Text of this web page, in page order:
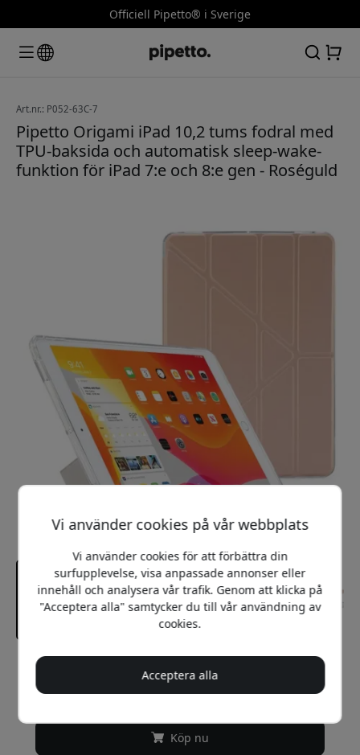
Officiell Pipetto® i Sverige
Art.nr.: P052-63C-7
Pipetto Origami iPad 10,2 tums fodral med
TPU-baksida och automatisk sleep-wake-
funktion för iPad 7:e och 8:e gen - Roséguld
Rekommenderat pris
399 SEK
Köp nu
Vi använder cookies på vår webbplats
Vi använder cookies för att förbättra din
surfupplevelse, visa anpassade annonser eller
innehåll och analysera vår trafik. Genom att klicka på
"Acceptera alla" samtycker du till vår användning av
cookies.
Acceptera alla